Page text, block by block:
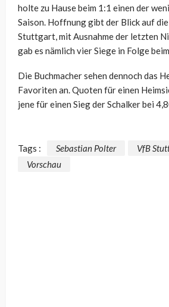
holte zu Hause beim 1:1 einen der
Saison. Hoffnung gibt der Blick auf
Stuttgart, mit Ausnahme der letzten
gab es nämlich vier Siege in Folge
Die Buchmacher sehen dennoch das
Favoriten an. Quoten für einen
jene für einen Sieg der Schalker bei
Tags : Sebastian Polter
VfB
Vorschau